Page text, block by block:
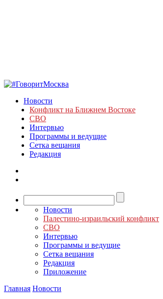
Новости
Конфликт на Ближнем Востоке
СВО
Интервью
Программы и ведущие
Сетка вещания
Редакция
Новости
Палестино-израильский конфликт
СВО
Интервью
Программы и ведущие
Сетка вещания
Редакция
Приложение
Главная Новости